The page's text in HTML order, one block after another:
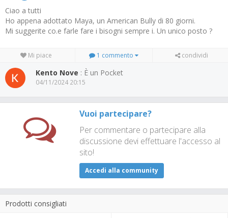
Ciao a tutti
Ho appena adottato Maya, un American Bully di 80 giorni.
Mi suggerite co.e farle fare i bisogni sempre i. Un unico posto ?
Mi piace 1 commento condividi
Kento Nove : È un Pocket
04/11/2024 20:15
Vuoi partecipare?
Per commentare o partecipare alla
discussione devi effettuare l'accesso al
sito!
Accedi alla community
Prodotti consigliati